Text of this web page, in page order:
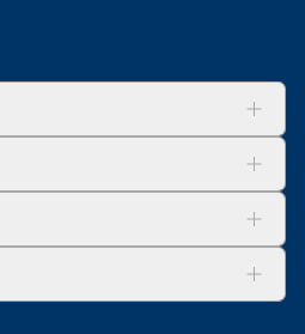
attiecībā uz Eiropā (izņemot
dozatoriem.
www.climate-id.com/en-
Eiropas papildinājumu klāstu
Tā kā šie dati ir sistēmas vidējie
ergonomisks iepakojums
un likvidēšanai.